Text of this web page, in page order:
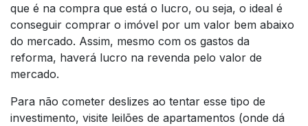
que é na compra que está o lucro, ou seja, o ideal é
conseguir comprar o imóvel por um valor bem abaixo
do mercado. Assim, mesmo com os gastos da
reforma, haverá lucro na revenda pelo valor de
mercado.
Para não cometer deslizes ao tentar esse tipo de
investimento, visite leilões de apartamentos (onde dá